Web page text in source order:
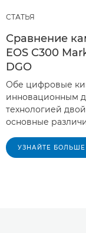
СТАТЬЯ
Сравнение
EOS C300
DGO
Обе цифровые
инновационным
технологией
основные
УЗНАЙТЕ БОЛЬШЕ